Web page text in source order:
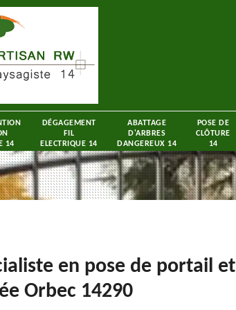
14
DÉGAGEMENT
FIL
ELECTRIQUE 14
ABATTAGE
D'ARBRES
DANGEREUX 14
POSE DE
CLÔTURE
14
en pose de portail et
Orbec 14290